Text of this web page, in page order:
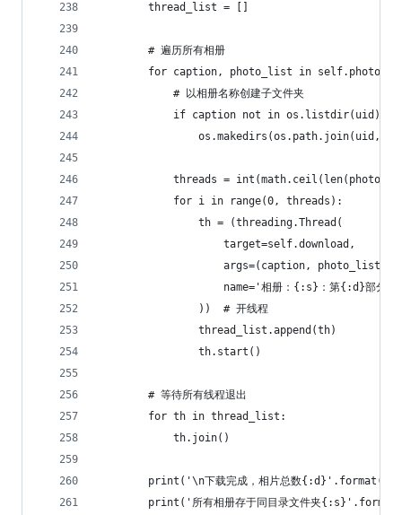
        thread_list = []
        # 遍历所有相册
for caption, photo_list in
            # 以相册名称创建子文件夹
            if caption not in os.listdir(uid):
os.makedirs(os.path.join(uid,
threads =
            for i in range(0, threads):
                th = (threading.Thread(
                    target=self.download,
args=(caption, photo_list[i
name='相册：{:s}：第{:d}部分
                ))  # 开线程
                thread_list.append(th)
                th.start()
        # 等待所有线程退出
        for th in thread_list:
            th.join()
print('\n下载完成，相片总数
print('所有相册存于同目录文件夹